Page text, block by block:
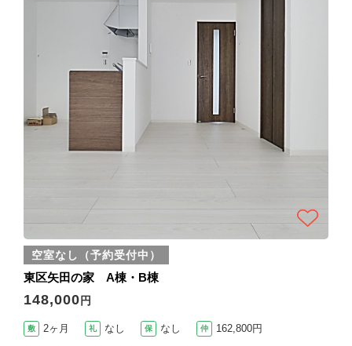
空室なし（予約受付中）
東区矢田の家 A棟・B棟
148,000 円
敷 2ヶ月 礼 なし 保 なし 仲 162,800円